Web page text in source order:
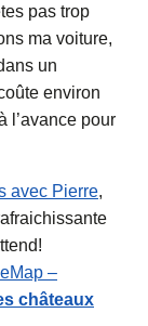
pas trop
ma voiture,
un
environ
l’avance pour
avec Pierre,
–
châteaux